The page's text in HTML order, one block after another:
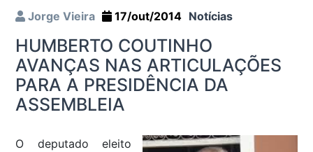
Jorge Vieira 17/out/2014 Notícias
HUMBERTO COUTINHO
AVANÇAS NAS ARTICULAÇÕES
PARA A PRESIDÊNCIA DA
ASSEMBLEIA
O deputado eleito